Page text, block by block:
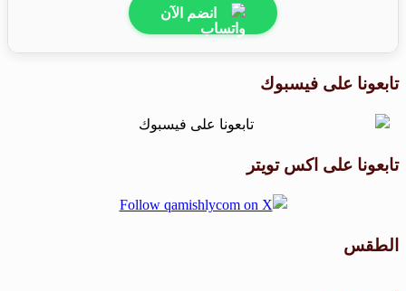
انضم الآن
تابعونا على فيسبوك
تابعونا على اكس تويتر
الطقس